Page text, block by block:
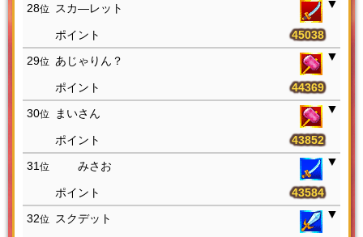
28位 スカ―レット
45038
29位 あじゃりん？
44369
30位 まいさん
43852
31 位 みさお
43584
32位 スクデット